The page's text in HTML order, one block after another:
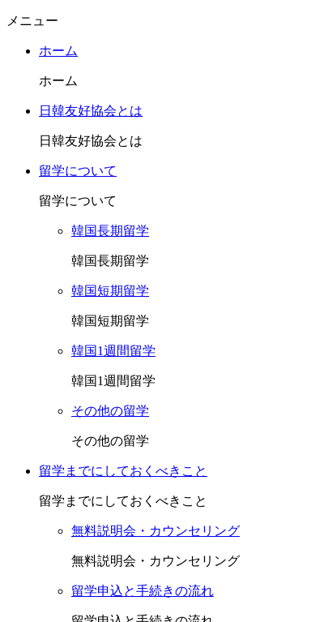
メニュー
ホーム
ホーム
日韓友好協会とは
日韓友好協会とは
留学について
留学について
韓国長期留学
韓国長期留学
韓国短期留学
韓国短期留学
韓国1週間留学
韓国1週間留学
その他の留学
その他の留学
留学までにしておくべきこと
留学までにしておくべきこと
無料説明会・カウンセリング
無料説明会・カウンセリング
留学申込と手続きの流れ